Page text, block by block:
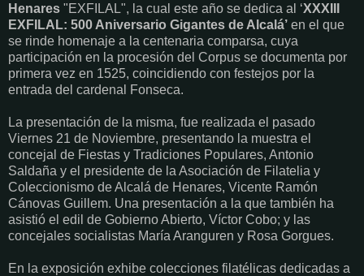
Henares "EXFILAL", la cual este año se dedica al ‘XXXIII
EXFILAL: 500 Aniversario Gigantes de Alcalá’ en el que
se rinde homenaje a la centenaria comparsa, cuya
participación en la procesión del Corpus se documenta por
primera vez en 1525, coincidiendo con festejos por la
entrada del cardenal Fonseca.
La presentación de la misma, fue realizada el pasado
Viernes 21 de Noviembre, presentando la muestra el
concejal de Fiestas y Tradiciones Populares, Antonio
Saldaña y el presidente de la Asociación de Filatelia y
Coleccionismo de Alcalá de Henares, Vicente Ramón
Cánovas Guillem. Una presentación a la que también ha
asistió el edil de Gobierno Abierto, Víctor Cobo; y las
concejales socialistas María Aranguren y Rosa Gorgues.
En la exposición exhibe colecciones filatélicas dedicadas a